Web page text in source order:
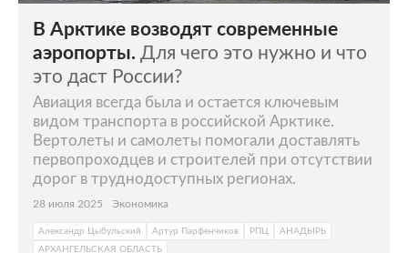
В Арктике возводят современные
аэропорты. Для чего это нужно и что
это даст России?
Авиация всегда была и остается ключевым
видом транспорта в российской Арктике.
Вертолеты и самолеты помогали доставлять
первопроходцев и строителей при отсутствии
дорог в труднодоступных регионах.
28 июля 2025 Экономика
Александр Цыбульский Артур Парфенчиков РПЦ
АНАДЫРЬ
АРХАНГЕЛЬСКАЯ ОБЛАСТЬ